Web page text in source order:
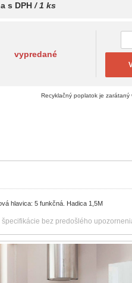
s DPH / 1 ks
vypredané
Recyklačný poplatok je zarátaný
hlavica: 5 funkčná. Hadica 1,5M
bez predošlého